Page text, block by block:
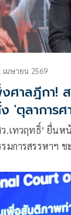
เมษายน 2569
ศาลฎีกา!
'ตุลาการ
ว.เทวฤทธิ์’ ยื่น
รมการสรรหาฯ ช
นกรณี 138 สว.